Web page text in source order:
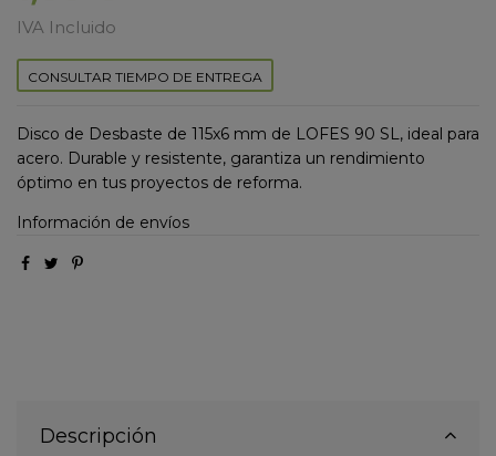
IVA Incluido
CONSULTAR TIEMPO DE ENTREGA
Disco de Desbaste de 115x6 mm de LOFES 90 SL, ideal para
acero. Durable y resistente, garantiza un rendimiento
óptimo en tus proyectos de reforma.
Información de envíos
Descripción